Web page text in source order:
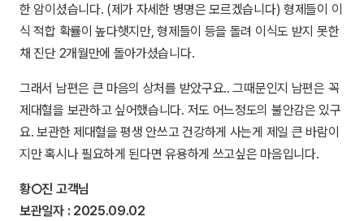
한 암이셨습니다. (제가 자세한 병명은 모르겠습니다) 형제들이 이
식 적합 확률이 높다햇지만, 형제들이 등을 돌려 이식도 받지 못한
채 진단 2개월만에 돌아가셨습니다.
그래서 남편은 큰 마음의 상처를 받았구요.. 그때문인지 남편은 꼭
제대혈을 보관하고 싶어했습니다. 저도 어느정도의 불안감은 있구
요. 보관한 제대혈을 평생 안쓰고 건강하게 사는게 제일 큰 바람이
지만 혹시나 필요하게 된다면 유용하게 쓰고싶은 마음입니다.
황○진 고객님
보관일자 : 2025.09.02